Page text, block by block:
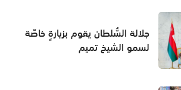
جلالة السُّلطان يقوم بزيارةٍ خاصّة
لسمو الشيخ تميم